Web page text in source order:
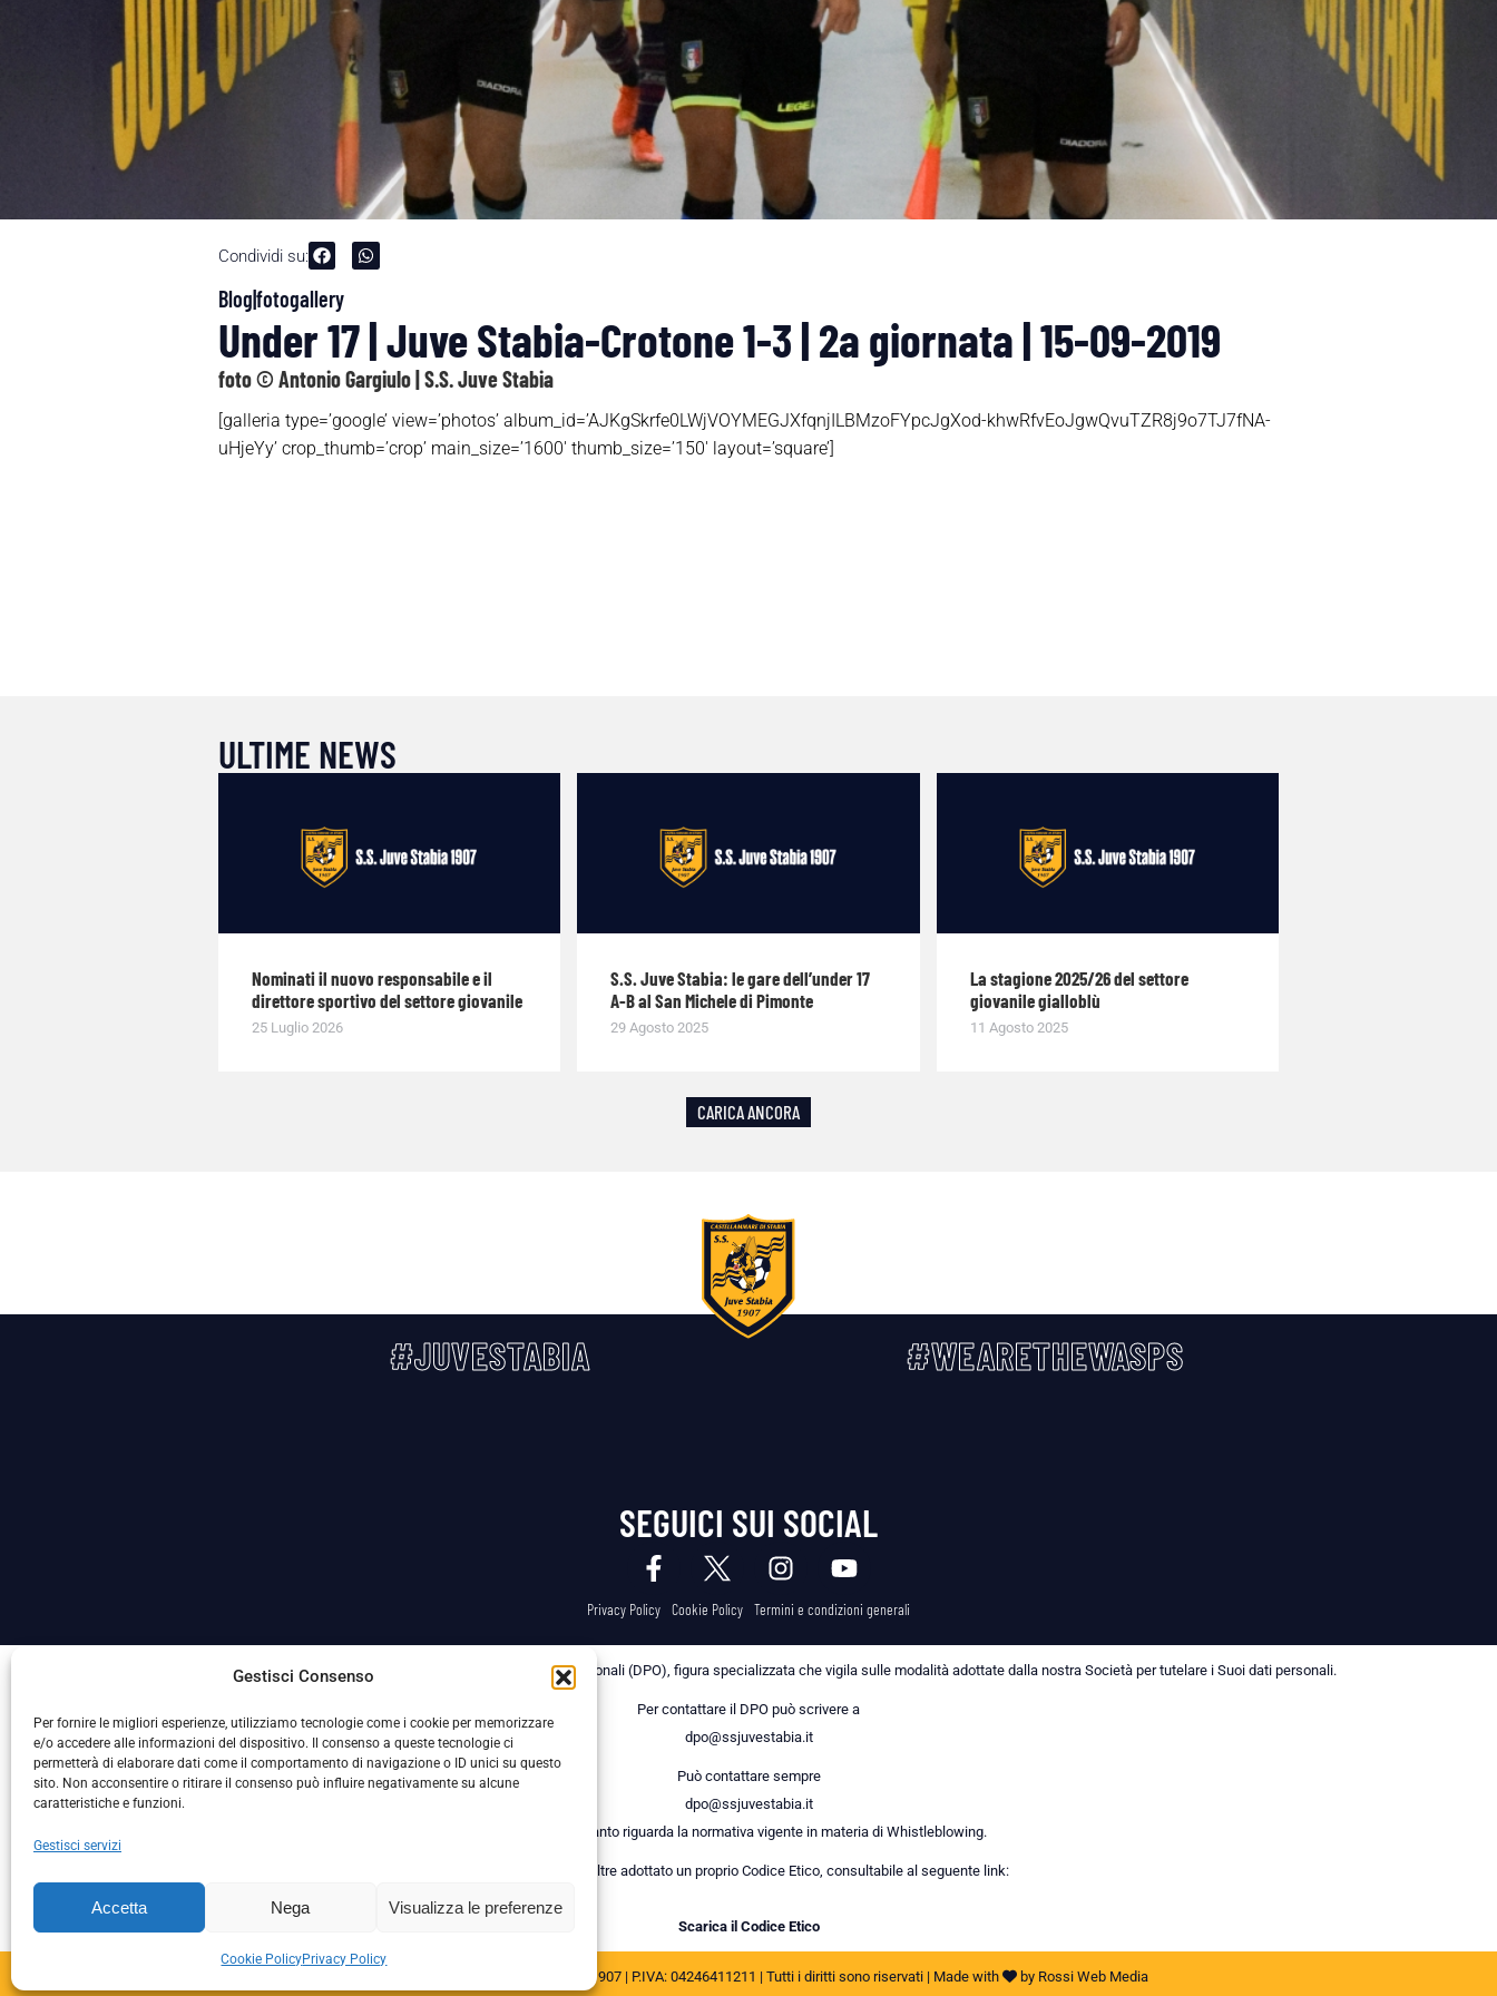
Gestisci Consenso
Per fornire le migliori esperienze, utilizziamo tecnologie come i cookie per memorizzare
e/o accedere alle informazioni del dispositivo. Il consenso a queste tecnologie ci
permetterà di elaborare dati come il comportamento di navigazione o ID unici su questo
sito. Non acconsentire o ritirare il consenso può influire negativamente su alcune
caratteristiche e funzioni.
Gestisci servizi
Accetta Nega Visualizza le preferenze
Cookie PolicyPrivacy Policy
Condividi su:
Blog|fotogallery
Under 17 | Juve Stabia-Crotone 1-3 | 2a giornata | 15-09-2019
foto © Antonio Gargiulo | S.S. Juve Stabia
[galleria type=’google’ view=’photos’ album_id=’AJKgSkrfe0LWjVOYMEGJXfqnjILBMzoFYpcJgXod-khwRfvEoJgwQvuTZR8j9o7TJ7fNA-
uHjeYy’ crop_thumb=’crop’ main_size=’1600′ thumb_size=’150′ layout=’square’]
ULTIME NEWS
Nominati il nuovo responsabile e il
direttore sportivo del settore giovanile
25 Luglio 2026
S.S. Juve Stabia: le gare dell’under 17
A-B al San Michele di Pimonte
29 Agosto 2025
La stagione 2025/26 del settore
giovanile gialloblù
11 Agosto 2025
CARICA ANCORA
#JUVESTABIA #WEARETHEWASPS
SEGUICI SUI SOCIAL
Privacy Policy Cookie Policy Termini e condizioni generali
La Società ha nominato il Responsabile della Protezione dei Dati Personali (DPO), figura specializzata che vigila sulle modalità adottate dalla nostra Società per tutelare i Suoi dati personali.
Per contattare il DPO può scrivere a
dpo@ssjuvestabia.it
Può contattare sempre
dpo@ssjuvestabia.it
anche per quanto riguarda la normativa vigente in materia di Whistleblowing.
La Società ha inoltre adottato un proprio Codice Etico, consultabile al seguente link:
Scarica il Codice Etico
Copyright © 2024 – S.S. JUVE STABIA 1907 | P.IVA: 04246411211 | Tutti i diritti sono riservati | Made with by Rossi Web Media